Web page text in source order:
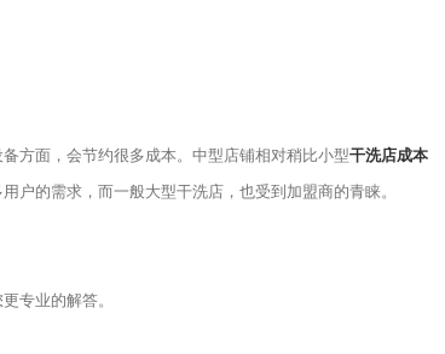
面，会节约很多成本。中型店铺相对稍比小型干洗店成本
户的需求，而一般大型干洗店，也受到加盟商的青睐。
专业的解答。